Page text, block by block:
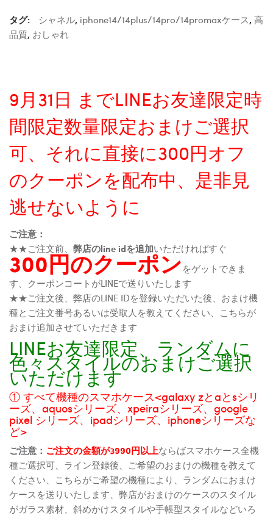
タグ: シャネル, iphone14/14plus/14pro/14promaxケース, 高
品質, おしゃれ
9月31日 までLINEお友達限定時
間限定数量限定おまけご選択
可、それに直接に300円オフ
のクーポンを配布中、是非見
逃せないように
ご注意：
★★ご注文前、 弊店のline idを追加いただければすぐ
300円のクーポンをゲットできま
す、クーポンコートがLINEで送りいたします
★★ご注文後、弊店のLINE IDを登録いただいた後、おまけ機
種とご注文番号あるいは受取人を教えてください、こちらが
おまけ追加させていただきます
LINEお友達限定、ランダムに
色々スタイルのおまけご選択
いただけます
① すべて機種のスマホケース<galaxy zとaとsシリ
ーズ、aquosシリーズ、xpeiraシリーズ、google
pixel シリーズ、ipadシリーズ、iphoneシリーズな
ど>
ご注意： ご注文の金額が3990円以上ならばスマホケース全機
種ご選択可、ライン登録後、ご希望のおまけの機種を教えて
ください、こちらがご希望の機種により、ランダムにおまけ
ケースを送りいたします、弊店がおまけのケースのスタイル
がガラス素材、斜めかけスタイルや手帳型スタイルなどいろ